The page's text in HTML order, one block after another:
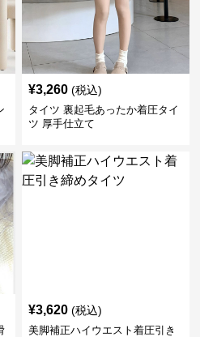
¥3,260 (税込)
タイツ 裏起毛あったか着圧タイ
ツ 厚手仕立て
¥3,620 (税込)
美脚補正ハイウエスト着圧引き